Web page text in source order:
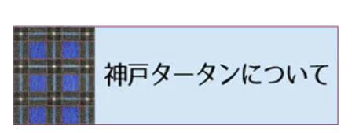
H24/5～R1/10（後期）
H18/6～H24/5（前期）
H24/5～R1/10（後期）
オーリス
H24/8～H30/3 180系
カムリ
H22/6～R2/6 F15
スカイライン
H13/6～H18/11 V35
スカイライン・クロスオーバー
H22/4～H30/3 L275/285
プレオプラス
H24/12～H29/5 LA300/310
レヴォーグ
H19/7～R1/7 DE/DJ系
ビアンテ
H20/7～30/3 CC系
ファミリア バン
H18/12～ L275/285
ミラ・イース
H23/9～ LA300系
ミラ・ココア
H14/1～ JB43/74W
H22/9～ スイフト
H23/12～
スペーシア/スペーシアカスタム/スペーシアギア
H25/3～R5/11
スペーシアベース
H23/3～ MB系
デリカＤ：３
H23/10～H31/4 BM20 7人乗
デリカＤ：５
H27/4～R3/12 JW5
WR-V
R6/3～ DG5
ZR-V
H21/10～H30/3 6RC系
H30/3～ AW系
H25/10～R3/10
Ｖクラス
H27/4～